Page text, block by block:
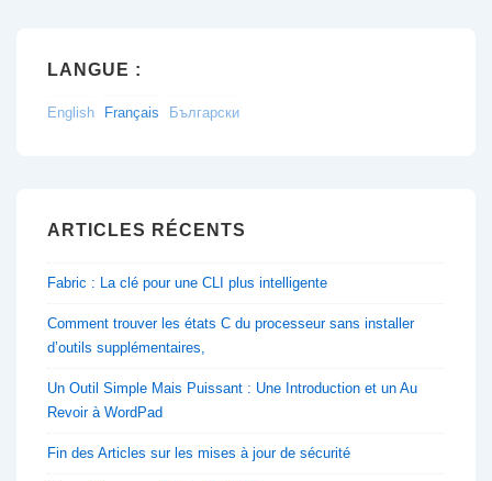
LANGUE :
English Français Български
ARTICLES RÉCENTS
Fabric : La clé pour une CLI plus intelligente
Comment trouver les états C du processeur sans installer
d’outils supplémentaires,
Un Outil Simple Mais Puissant : Une Introduction et un Au
Revoir à WordPad
Fin des Articles sur les mises à jour de sécurité